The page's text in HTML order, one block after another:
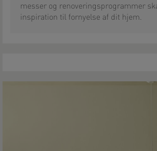
messer og renoveringsprogrammer
inspiration til fornyelse af dit hjem.